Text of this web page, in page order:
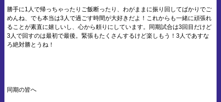
勝手に1人で帰っちゃったりご飯断ったり、わがままに振り回してばかりでご
めんね、でも本当は3人で過ごす時間が大好きだよ！これからも一緒に頑張れ
ることが素直に嬉しいし、心から頼りにしています。同期試合は3回目だけど
3人で回すのは最初で最後。緊張もたくさんするけど楽しもう！3人であすな
ろ絶対勝とうね！
同期の皆へ